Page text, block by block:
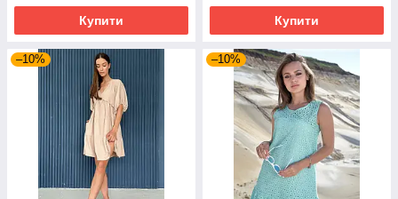
Купити Купити
–10% –10%